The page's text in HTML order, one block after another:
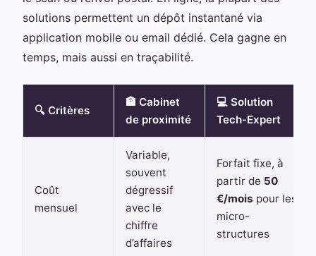
solutions permettent un dépôt instantané via
application mobile ou email dédié. Cela gagne en
temps, mais aussi en traçabilité.
🔍 Critères
🏦 Cabinet
de proximité
💻 Solution
Tech-Expert
Coût
mensuel
Variable,
souvent
dégressif
avec le
chiffre
d’affaires
Forfait fixe, à
partir de 50
€/mois pour les
micro-
structures